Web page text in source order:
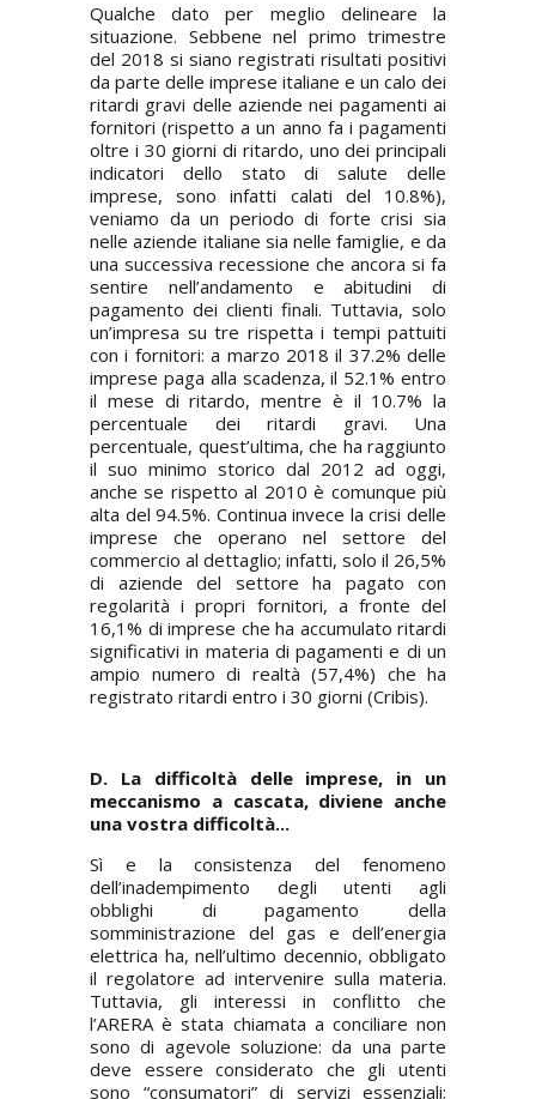
Qualche dato per meglio delineare la
situazione. Sebbene nel primo trimestre
del 2018 si siano registrati risultati positivi
da parte delle imprese italiane e un calo dei
ritardi gravi delle aziende nei pagamenti ai
fornitori (rispetto a un anno fa i pagamenti
oltre i 30 giorni di ritardo, uno dei principali
indicatori dello stato di salute delle
imprese, sono infatti calati del 10.8%),
veniamo da un periodo di forte crisi sia
nelle aziende italiane sia nelle famiglie, e da
una successiva recessione che ancora si fa
sentire nell’andamento e abitudini di
pagamento dei clienti finali. Tuttavia, solo
un’impresa su tre rispetta i tempi pattuiti
con i fornitori: a marzo 2018 il 37.2% delle
imprese paga alla scadenza, il 52.1% entro
il mese di ritardo, mentre è il 10.7% la
percentuale dei ritardi gravi. Una
percentuale, quest’ultima, che ha raggiunto
il suo minimo storico dal 2012 ad oggi,
anche se rispetto al 2010 è comunque più
alta del 94.5%. Continua invece la crisi delle
imprese che operano nel settore del
commercio al dettaglio; infatti, solo il 26,5%
di aziende del settore ha pagato con
regolarità i propri fornitori, a fronte del
16,1% di imprese che ha accumulato ritardi
significativi in materia di pagamenti e di un
ampio numero di realtà (57,4%) che ha
registrato ritardi entro i 30 giorni (Cribis).
D. La difficoltà delle imprese, in un
meccanismo a cascata, diviene anche
una vostra difficoltà...
Sì e la consistenza del fenomeno
dell’inadempimento degli utenti agli
obblighi di pagamento della
somministrazione del gas e dell’energia
elettrica ha, nell’ultimo decennio, obbligato
il regolatore ad intervenire sulla materia.
Tuttavia, gli interessi in conflitto che
l’ARERA è stata chiamata a conciliare non
sono di agevole soluzione: da una parte
deve essere considerato che gli utenti
sono “consumatori” di servizi essenziali;